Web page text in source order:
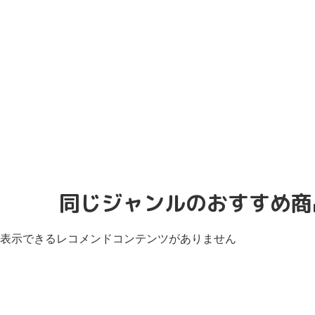
同じジャンルのおすすめ
表示できるレコメンドコンテンツがありません